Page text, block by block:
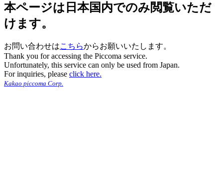
本ページは日本国内でのみ閲覧いただ
けます。
お問い合わせはこちらからお願いいたします。
Thank you for accessing the Piccoma service.
Unfortunately, this service can only be used from Japan.
For inquiries, please click here.
Kakao piccoma Corp.